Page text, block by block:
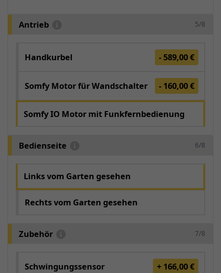
Antrieb 5/8
Handkurbel - 589,00 €
Somfy Motor für Wandschalter - 160,00 €
Somfy IO Motor mit Funkfernbedienung
Bedienseite 6/8
Links vom Garten gesehen
Rechts vom Garten gesehen
Zubehör 7/8
Schwingungssensor + 166,00 €